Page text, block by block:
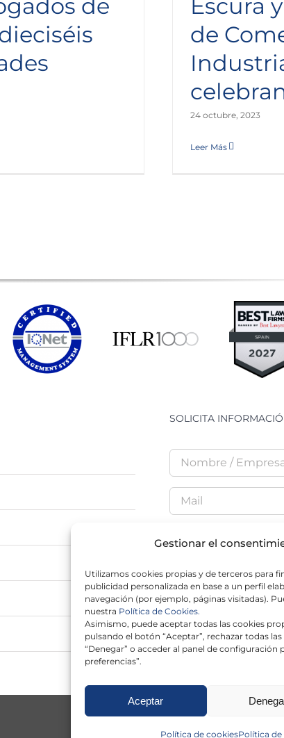
Gestionar el
Utilizamos cookies propias y de terceros para
publicidad personalizada en base a un perfil
navegación (por ejemplo, páginas visitadas).
nuestra Política de Cookies.
Asimismo, puede aceptar todas las cookies
pulsando el botón “Aceptar”, rechazar todas
“Denegar” o acceder al panel de configuración
preferencias”.
Aceptar
Política de cookiesPolítica
de
de Comercio e Industria
celebran un webinar
Escura
de
24 octubre, 2023
Leer Más
SOLICITA
He leído y acepto la